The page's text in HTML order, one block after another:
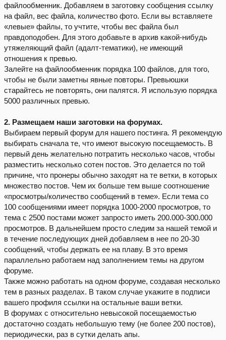
файлообменник. Добавляем в заготовку сообщения ссылку
на файл, вес файла, количество фото. Если вы вставляете
«левые» файлы, то учтите, чтобы вес файла был
правдоподобен. Для этого добавьте в архив какой-нибудь
утяжеляющий файл (адалт-тематики), не имеющий
отношения к превью.
Залейте на файлообменник порядка 100 файлов, для того,
чтобы не были заметны явные повторы. Превьюшки
старайтесь не повторять, они палятся. Я использую порядка
5000 различных превью.
2. Размещаем наши заготовки на форумах.
Выбираем первый форум для нашего постинга. Я рекомендую
выбирать сначала те, что имеют высокую посещаемость. В
первый день желательно потратить несколько часов, чтобы
разместить несколько сотен постов. Это делается по той
причине, что пронеры обычно заходят на те ветки, в которых
множество постов. Чем их больше тем выше соотношение
«просмотры/количество сообщений в теме». Если тема со
100 сообщениями имеет порядка 1000-2000 просмотров, то
тема с 2500 постами может запросто иметь 200.000-300.000
просмотров. В дальнейшем просто следим за нашей темой и
в течение последующих дней добавляем в нее по 20-30
сообщений, чтобы держать ее на плаву. В это время
параллельно работаем над заполнением темы на другом
форуме.
Также можно работать на одном форуме, создавая несколько
тем в разных разделах. В таком случае укажите в подписи
вашего профиля ссылки на остальные ваши ветки.
В форумах с относительно невысокой посещаемостью
достаточно создать небольшую тему (не более 200 постов),
периодически, раз в сутки делать апы.